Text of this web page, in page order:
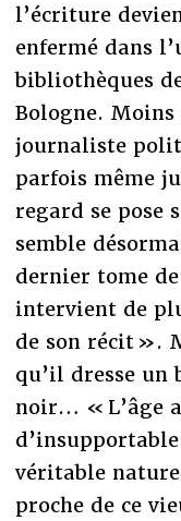
l’écriture
enfermé dans
bibliothèques
Bologne.
journaliste
parfois même
regard se pose
semble
dernier tome
intervient de
de son récit ».
qu’il dresse un
noir… « L’âge
véritable
proche de ce